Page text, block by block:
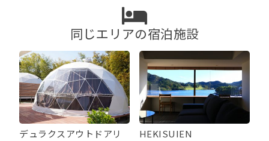
同じエリアの宿泊施設
デュラクスアウトドアリ
HEKISUIEN